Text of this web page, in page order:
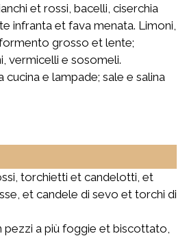
et rossi, bacelli, ciserchia
infranta et fava menata. Limoni,
grosso et lente;
vermicelli e sosomeli.
cucina e lampade; sale e salina
torchietti et candelotti, et
et candele di sevo et torchi di
a più foggie et biscottato,